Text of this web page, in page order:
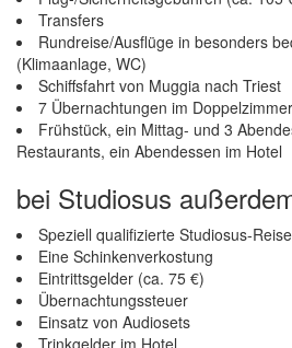
Transfers
Rundreise/Ausflüge in besonders
(Klimaanlage, WC)
Schiffsfahrt von Muggia nach Triest
7 Übernachtungen im
Frühstück, ein Mittag- und 3
Restaurants, ein Abendessen im Hotel
bei Studiosus
Speziell qualifizierte Studiosus-
Eine Schinkenverkostung
Eintrittsgelder (ca. 75 €)
Übernachtungssteuer
Einsatz von Audiosets